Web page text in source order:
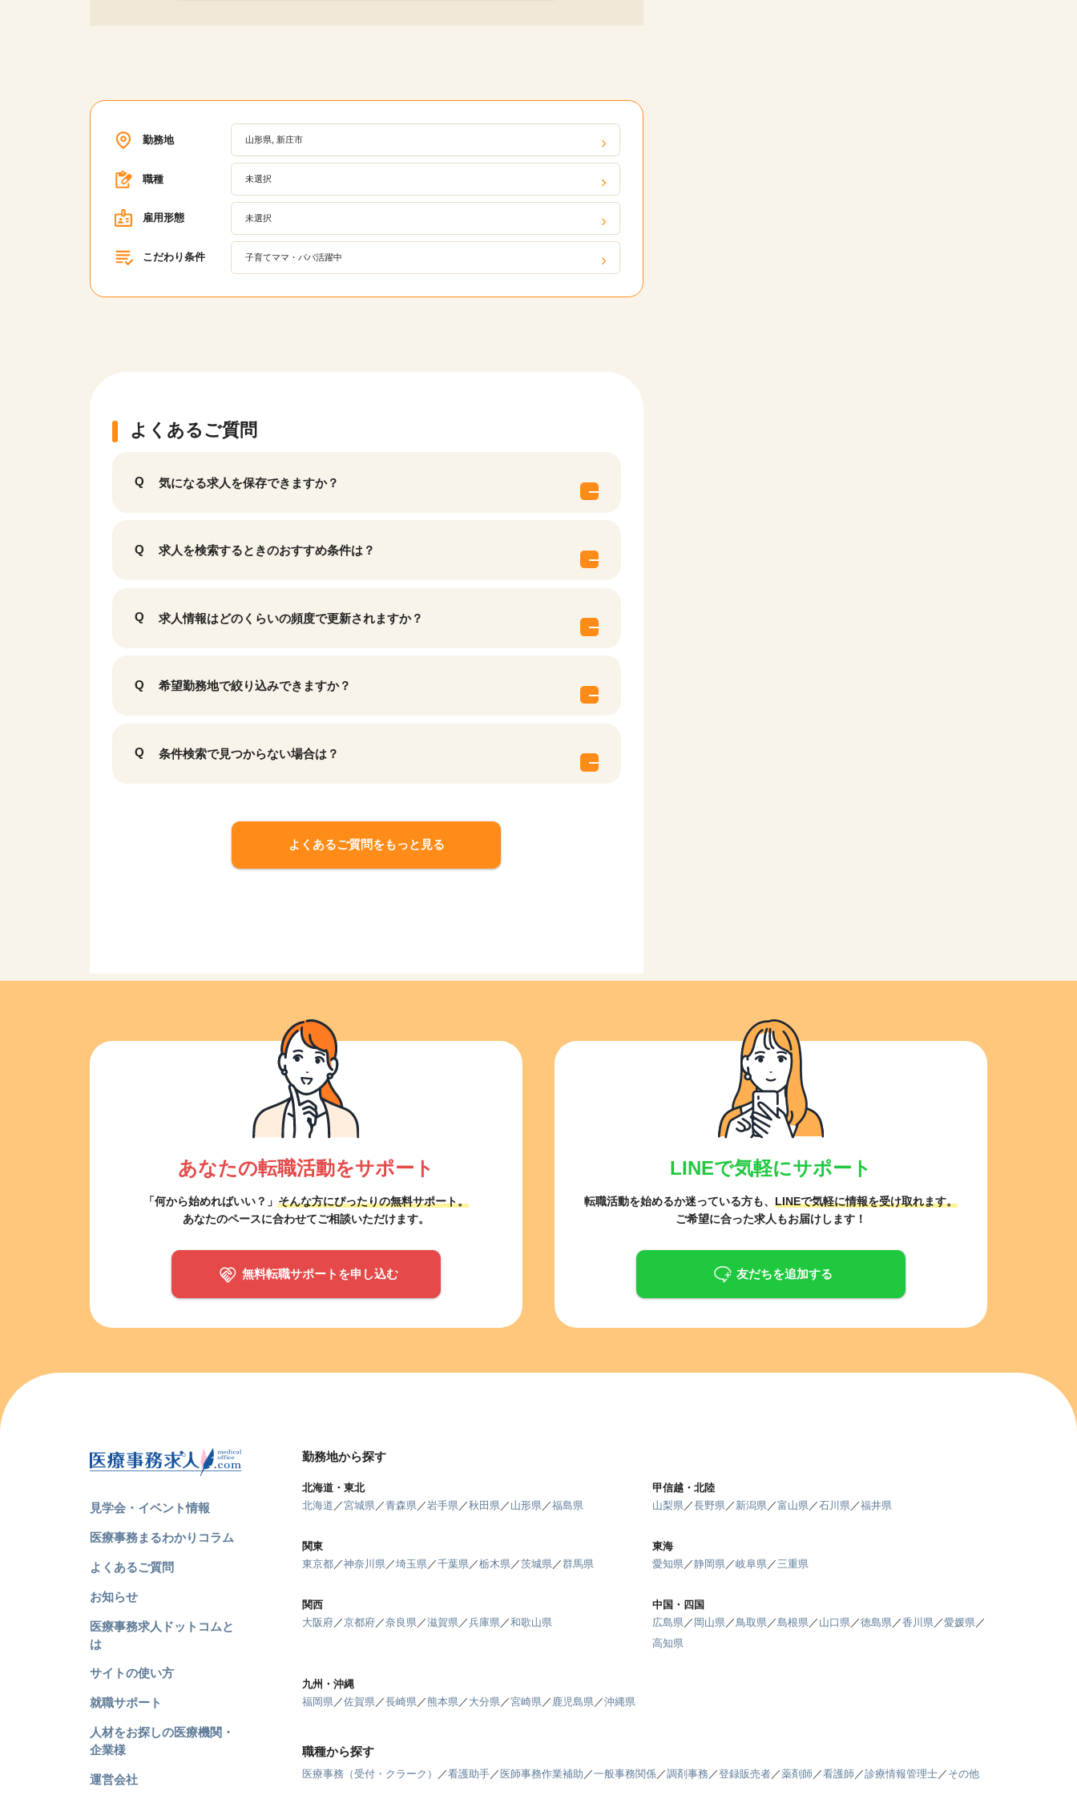
勤務地 山形県, 新庄市
職種 未選択
雇用形態 未選択
こだわり条件 子育てママ・パパ活躍中
よくあるご質問
気になる求人を保存できますか？
求人を検索するときのおすすめ条件は？
求人情報はどのくらいの頻度で更新されますか？
希望勤務地で絞り込みできますか？
条件検索で見つからない場合は？
よくあるご質問をもっと見る
あなたの転職活動をサポート
「何から始めればいい？」 そんな方にぴったりの無料サポート。
あなたのペースに合わせてご相談いただけます。
無料転職サポートを申し込む
LINEで気軽にサポート
転職活動を始めるか迷っている方も、 LINEで気軽に情報を受け取れます。
ご希望に合った求人もお届けします！
友だちを追加する
見学会・イベント情報
医療事務まるわかりコラム
よくあるご質問
お知らせ
医療事務求人ドットコムと
は
サイトの使い方
就職サポート
人材をお探しの医療機関・
企業様
運営会社
勤務地から探す
北海道・東北
北海道 ／宮城県／青森県／岩手県／秋田県／ 山形県／福島県
甲信越・北陸
山梨県／長野県／ 新潟県／富山県／石川県／福井県
関東
東京都／神奈川県／埼玉県／千葉県／栃木県／茨城県／群馬県
東海
愛知県／静岡県／岐阜県／三重県
関西
大阪府／京都府／奈良県／滋賀県／兵庫県／和歌山県
中国・四国
広島県／ 岡山県／鳥取県／島根県／ 山口県／徳島県／香川県／愛媛県／
高知県
九州・沖縄
福岡県／佐賀県／長崎県／ 熊本県／ 大分県／宮崎県／ 鹿児島県／沖縄県
職種から探す
医療事務（受付・クラーク） ／看護助手／ 医師事務作業補助 ／一般事務関係／調剤事務 ／登録販売者／薬剤師 ／看護師 ／診療情報管理士／ その他
9,632 件
他の条件を選択